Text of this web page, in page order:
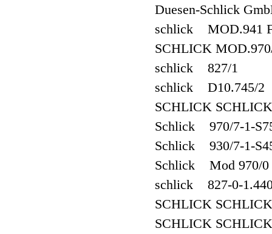
Duesen-Schlick
schlick MOD.941
SCHLICK
schlick 827/1
schlick D10.745/2
SCHLICK
Schlick 970/7-1-
Schlick 930/7-1-
Schlick Mod 970/0
schlick 827-0-
SCHLICK
SCHLICK